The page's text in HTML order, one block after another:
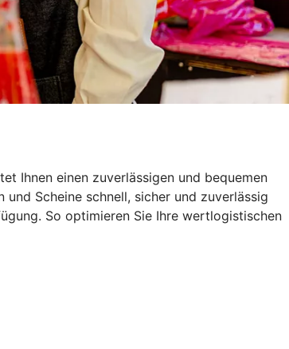
Ihnen einen zuverlässigen und bequemen
Scheine schnell, sicher und zuverlässig
So optimieren Sie Ihre wertlogistischen